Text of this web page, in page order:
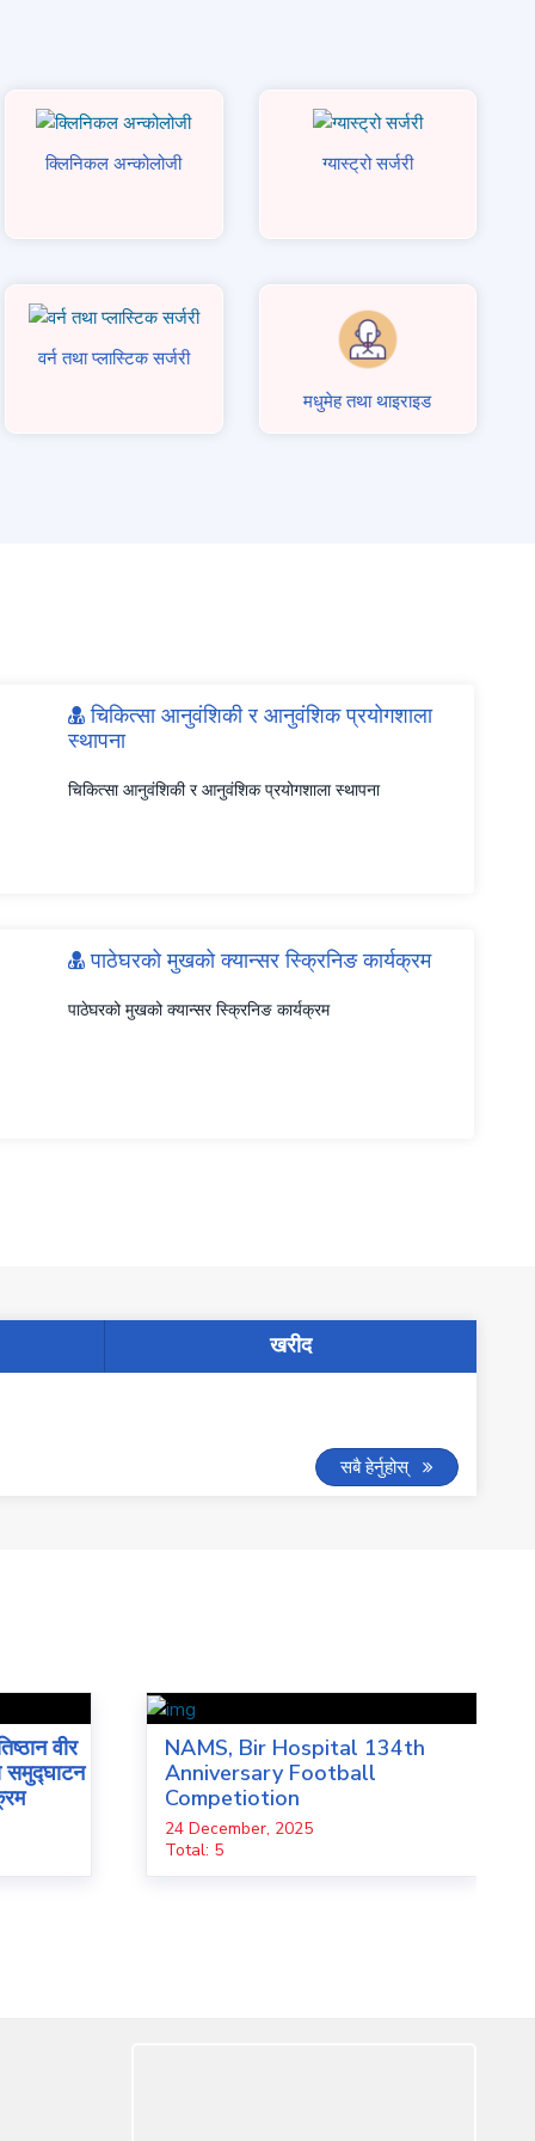
क्लिनिकल अन्कोलोजी ग्यास्ट्रो सर्जरी
वर्न तथा प्लास्टिक सर्जरी
मधुमेह तथा थाइराइड
चिकित्सा आनुवंशिकी र आनुवंशिक प्रयोगशाला
स्थापना
चिकित्सा आनुवंशिकी र आनुवंशिक प्रयोगशाला स्थापना
पाठेघरको मुखको क्यान्सर स्क्रिनिङ कार्यक्रम
पाठेघरको मुखको क्यान्सर स्क्रिनिङ कार्यक्रम
खरीद
सबै हेर्नुहोस्
वीर
समुद्घाटन
NAMS, Bir Hospital 134th
Anniversary Football
Competiotion
24 December, 2025
Total: 5